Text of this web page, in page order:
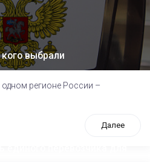
выбрали
регионе России –
Далее